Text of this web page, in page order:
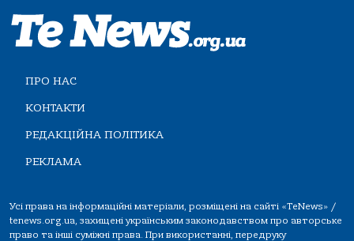
ПРО НАС
КОНТАКТИ
РЕДАКЦІЙНА ПОЛІТИКА
РЕКЛАМА
Усі права на інформаційні матеріали, розміщені на сайті «TeNews» /
tenews.org.ua, захищені українським законодавством про авторське
право та інші суміжні права. При використанні, передруку